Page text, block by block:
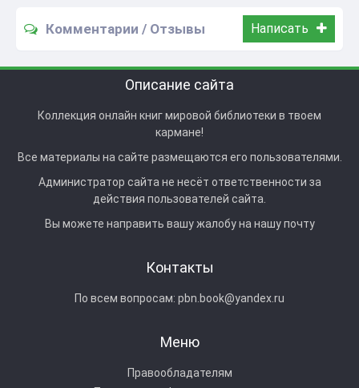
Комментарии / Отзывы Написать
Описание сайта
Коллекция онлайн книг мировой библиотеки в твоем
кармане!
Все материалы на сайте размещаются его пользователями.
Администратор сайта не несёт ответственности за
действия пользователей сайта.
Вы можете направить вашу жалобу на нашу почту
Контакты
По всем вопросам: pbn.book@yandex.ru
Меню
Правообладателям